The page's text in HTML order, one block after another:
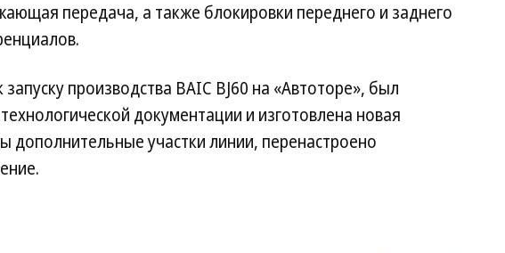
передача, а также блокировки переднего и заднего
производства BAIC BJ60 на «Автоторе», был
документации и изготовлена новая
дополнительные участки линии, перенастроено